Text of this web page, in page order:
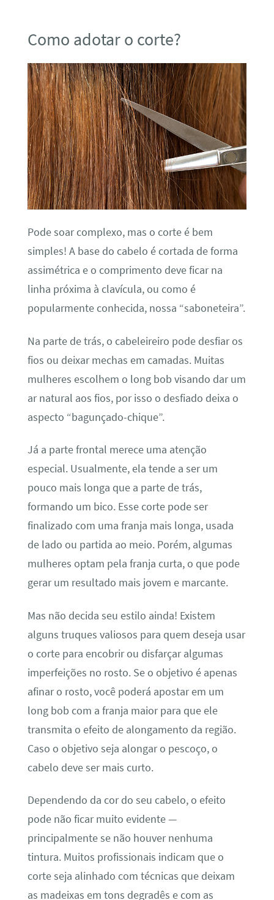
Como adotar o corte?
Pode soar complexo, mas o corte é bem
simples! A base do cabelo é cortada de forma
assimétrica e o comprimento deve ficar na
linha próxima à clavícula, ou como é
popularmente conhecida, nossa “saboneteira”.
Na parte de trás, o cabeleireiro pode desfiar os
fios ou deixar mechas em camadas. Muitas
mulheres escolhem o long bob visando dar um
ar natural aos fios, por isso o desfiado deixa o
aspecto “bagunçado-chique”.
Já a parte frontal merece uma atenção
especial. Usualmente, ela tende a ser um
pouco mais longa que a parte de trás,
formando um bico. Esse corte pode ser
finalizado com uma franja mais longa, usada
de lado ou partida ao meio. Porém, algumas
mulheres optam pela franja curta, o que pode
gerar um resultado mais jovem e marcante.
Mas não decida seu estilo ainda! Existem
alguns truques valiosos para quem deseja usar
o corte para encobrir ou disfarçar algumas
imperfeições no rosto. Se o objetivo é apenas
afinar o rosto, você poderá apostar em um
long bob com a franja maior para que ele
transmita o efeito de alongamento da região.
Caso o objetivo seja alongar o pescoço, o
cabelo deve ser mais curto.
Dependendo da cor do seu cabelo, o efeito
pode não ficar muito evidente —
principalmente se não houver nenhuma
tintura. Muitos profissionais indicam que o
corte seja alinhado com técnicas que deixam
as madeixas em tons degradês e com as